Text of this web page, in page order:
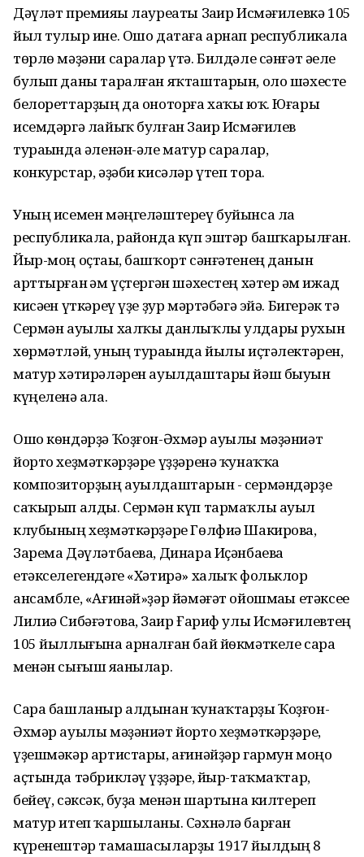
Дәүләт премияһы лауреаты Заһир Исмәғилевкә 105
йыл тулыр ине. Ошо датаға арнап республикала
төрлө мәҙәни саралар үтә. Билдәле сәнғәт әһеле
булып даны таралған яҡташтарын, оло шәхесте
белореттарҙың да оноторға хаҡы юҡ. Юғары
исемдәргә лайыҡ булған Заһир Исмәғилев
тураһында әленән-әле матур саралар,
конкурстар, әҙәби кисәләр үтеп тора.
Уның исемен мәңгеләштереү буйынса ла
республикала, районда күп эштәр башҡарылған.
Йыр-моң оҫтаһы, башҡорт сәнғәтенең данын
арттырған һәм үҫтергән шәхестең хәтер һәм ижад
кисәһен үткәреү үҙе ҙур мәртәбәгә эйә. Бигерәк тә
Сермән ауылы халҡы данлыҡлы улдары рухын
хѳрмәтләй, уның тураһында йылы иҫтәлектәрен,
матур хәтирәләрен ауылдаштары йәш быуын
күңеленә һала.
Ошо кѳндәрҙә Ҡоҙғон-Әхмәр ауылы мәҙәниәт
йорто хеҙмәткәрҙәре үҙҙәренә ҡунаҡҡа
композиторҙың ауылдаштарын - сермәндәрҙе
саҡырып алды. Сермән күп тармаҡлы ауыл
клубының хеҙмәткәрҙәре Гөлфиә Шакирова,
Зарема Дәүләтбаева, Динара Иҫәнбаева
етәкселегендәге «Хәтирә» халыҡ фольклор
ансамбле, «Ағинәй»ҙәр йәмәғәт ойошмаһы етәксеһе
Лилиә Сибәғәтова, Заһир Ғариф улы Исмәғилевтең
105 йыллығына арналған бай йѳкмәткеле сара
менән сығыш яһанылар.
Сара башланыр алдынан ҡунаҡтарҙы Ҡоҙғон-
Әхмәр ауылы мәҙәниәт йорто хеҙмәткәрҙәре,
үҙешмәкәр артистары, ағинәйҙәр гармун моңо
аҫтында тәбрикләү һүҙҙәре, йыр-таҡмаҡтар,
бейеү, сәксәк, буҙа менән шартына килтереп
матур итеп ҡаршыланы. Сәхнәлә барған
күренештәр тамашасыларҙы 1917 йылдың 8